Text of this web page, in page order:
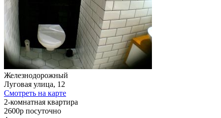
Железнодорожный
Луговая улица, 12
Смотреть на карте
2-комнатная квартира
2600р посуточно